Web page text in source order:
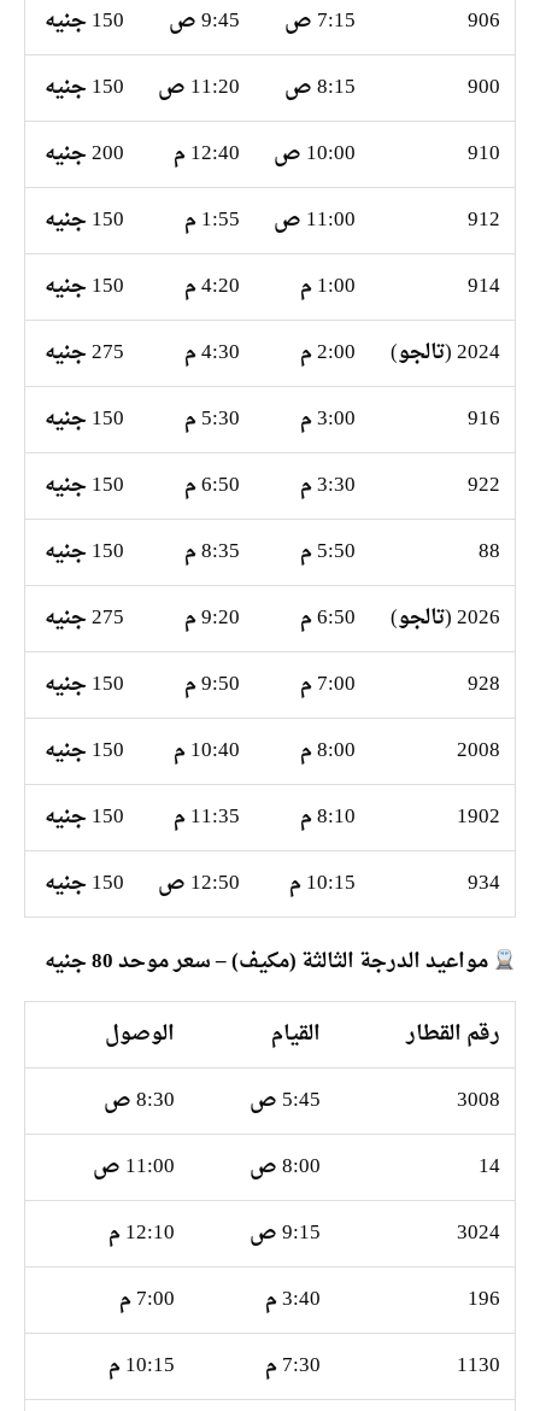
906 7:15 ص 9:45 ص
150 جنيه
900
8:15 ص 11:20 ص
150 جنيه
910
10:00 ص 12:40 م
200 جنيه
912
11:00 ص 1:55 م
150 جنيه
914
1:00 م 4:20 م
150 جنيه
2024 (تالجو)
2:00 م 4:30 م
275 جنيه
916
3:00 م 5:30 م
150 جنيه
922
3:30 م 6:50 م
150 جنيه
88
5:50 م 8:35 م
150 جنيه
2026 (تالجو)
6:50 م 9:20 م
275 جنيه
928
7:00 م 9:50 م
150 جنيه
2008
8:00 م 10:40 م
150 جنيه
1902
8:10 م 11:35 م
150 جنيه
934
10:15 م 12:50 ص
150 جنيه
مواعيد الدرجة الثالثة (مكيف) – سعر موحد 80 جنيه
رقم القطار
القيام
الوصول
3008
5:45 ص
8:30 ص
14
8:00 ص
11:00 ص
3024
9:15 ص
12:10 م
196
3:40 م
7:00 م
1130
7:30 م
10:15 م